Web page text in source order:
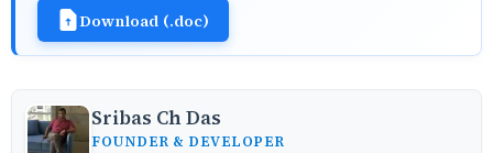
Download (.doc)
Sribas Ch Das
FOUNDER & DEVELOPER